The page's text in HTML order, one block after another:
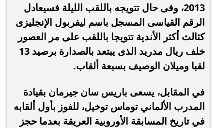
2013، وفى حال تتويجه باللقب الليلة فسيعادل
الرقم القياسى المسجل باسم ليفربول الإنجليزى
كثالث أكثر الأندية تتويجا باللقب على مر العصور
خلف ريال مدريد الذى يبتعد بالصدارة برصيد 13
لقبا وميلان الوصيف بسبعة ألقاب.
في المقابل، يسعى باريس سان جيرمان بقيادة
المدرب الألماني توماس توخيل، للفوز بأول ألقابه
في تاريخ المسابقة الأوروبية العريقة بعدما حجز